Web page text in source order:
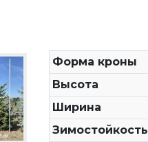
Форма кроны
Высота
Ширина
Зимостойкость